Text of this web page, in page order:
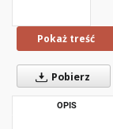
Pokaż treść
Pobierz
OPIS